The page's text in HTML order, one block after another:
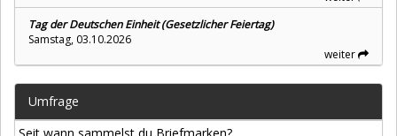
Tag der Deutschen Einheit (Gesetzlicher Feiertag)
Samstag, 03.10.2026
weiter
Umfrage